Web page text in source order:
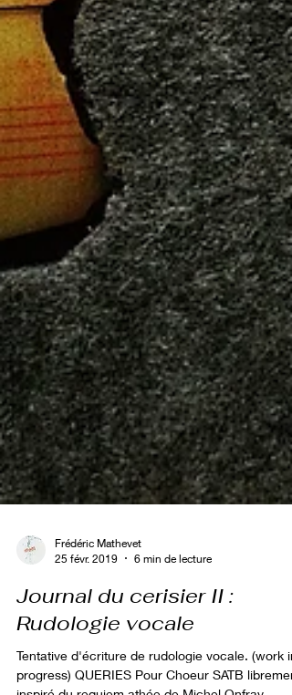
25 févr. 2019
6 min de lecture
Journal du cerisier II :
Rudologie vocale
Tentative d'écriture de rudologie vocale. (work in